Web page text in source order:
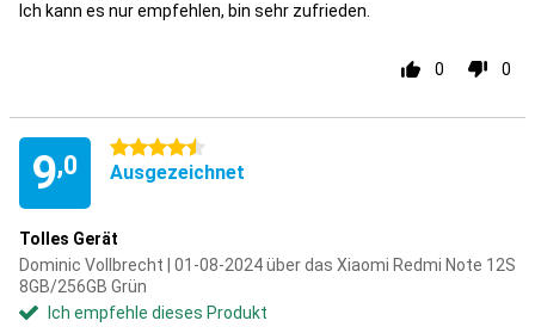
Ich kann es nur empfehlen, bin sehr zufrieden.
0 0
9,0
4.5 Sterne
Ausgezeichnet
Tolles Gerät
Dominic Vollbrecht | 01-08-2024 über das Xiaomi Redmi Note 12S
8GB/256GB Grün
Ich empfehle dieses Produkt